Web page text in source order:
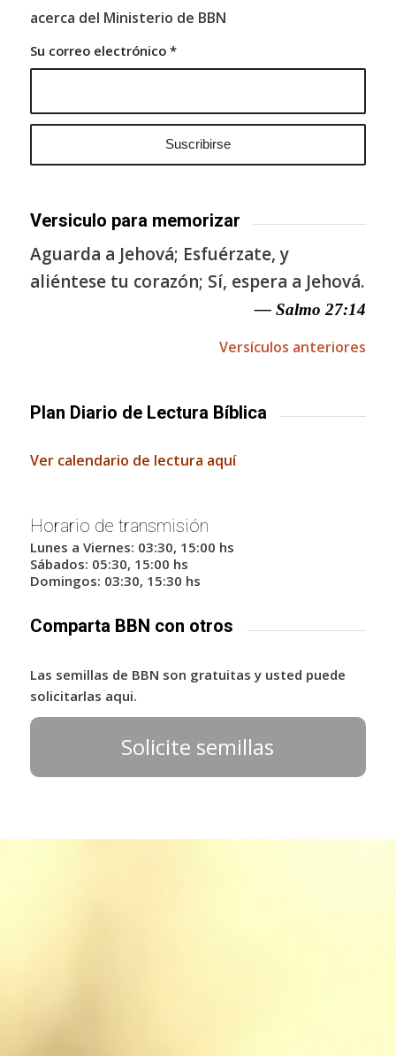
acerca del Ministerio de BBN
Su correo electrónico *
Versiculo para memorizar
Aguarda a Jehová; Esfuérzate, y
aliéntese tu corazón; Sí, espera a Jehová.
— Salmo 27:14
Versículos anteriores
Plan Diario de Lectura Bíblica
Ver calendario de lectura aquí
Horario de transmisión
Lunes a Viernes: 03:30, 15:00 hs
Sábados: 05:30, 15:00 hs
Domingos: 03:30, 15:30 hs
Comparta BBN con otros
Las semillas de BBN son gratuitas y usted puede
solicitarlas aqui.
Solicite semillas